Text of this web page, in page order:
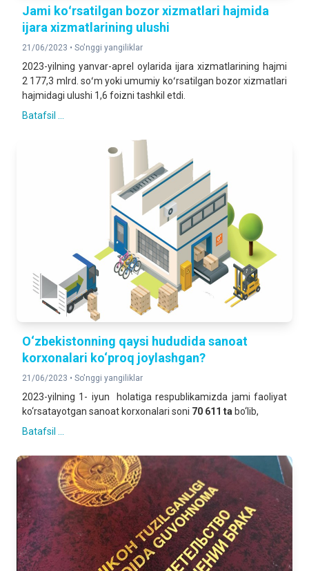
Jami koʻrsatilgan bozor xizmatlari hajmida
ijara xizmatlarining ulushi
21/06/2023 • So'nggi yangiliklar
2023-yilning yanvar-aprel oylarida ijara xizmatlarining hajmi
2 177,3 mlrd. soʻm yoki umumiy koʻrsatilgan bozor xizmatlari
hajmidagi ulushi 1,6 foizni tashkil etdi.
Batafsil ...
O‘zbekistonning qaysi hududida sanoat
korxonalari ko‘proq joylashgan?
21/06/2023 • So'nggi yangiliklar
2023-yilning 1- iyun holatiga respublikamizda jami faoliyat
ko‘rsatayotgan sanoat korxonalari soni 70 611 ta bo‘lib,
Batafsil ...